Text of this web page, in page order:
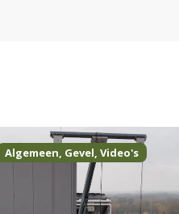
Algemeen, Gevel,Video's